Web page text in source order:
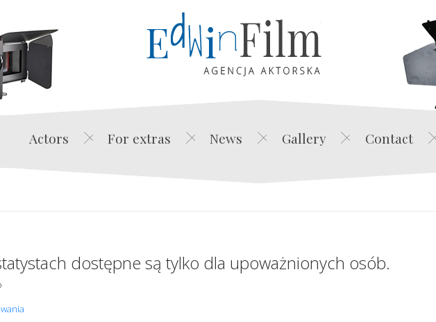
Edwin Film Agencja Aktorska
Actors For extras News Gallery Contact
dostępne są tylko dla upoważnionych osób.